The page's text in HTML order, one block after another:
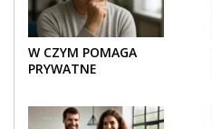
W CZYM POMAGA
PRYWATNE